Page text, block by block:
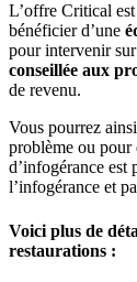
L’offre Critical
bénéficier d’une
pour intervenir
conseillée aux
de revenu.
Vous pourrez
problème ou pour
d’infogérance est
l’infogérance et
Voici plus de
restaurations :